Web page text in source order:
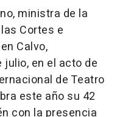
ministra de la
Cortes e
Calvo,
en el acto de
de Teatro
este año su 42
con la presencia